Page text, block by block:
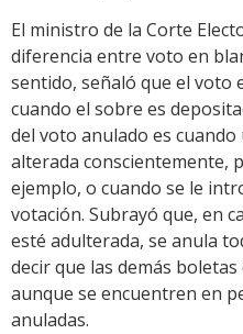
El ministro de la Corte
diferencia entre voto en
sentido, señaló que el voto
cuando el sobre es
del voto anulado es
alterada conscientemente,
ejemplo, o cuando se le
votación. Subrayó que, en
esté adulterada, se anula
decir que las demás
aunque se encuentren en
anuladas.